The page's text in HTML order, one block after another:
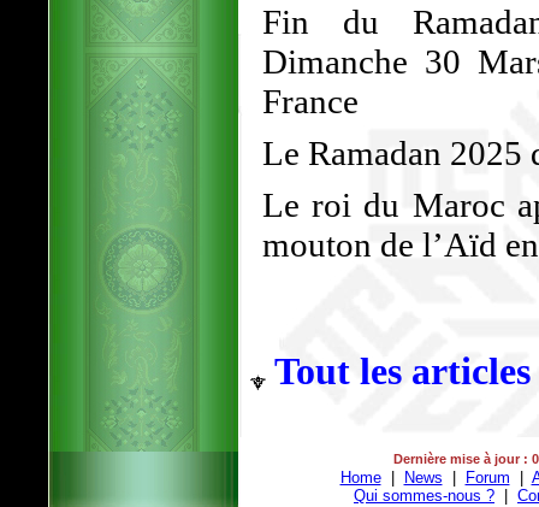
Fin du
Dimanche 30
France
Le Ramadan 2025
Le roi du Maroc
mouton de l’Aïd
Tout les articles
Dernière mise à jour :
Home| News Forum
Qui sommes-nous ?